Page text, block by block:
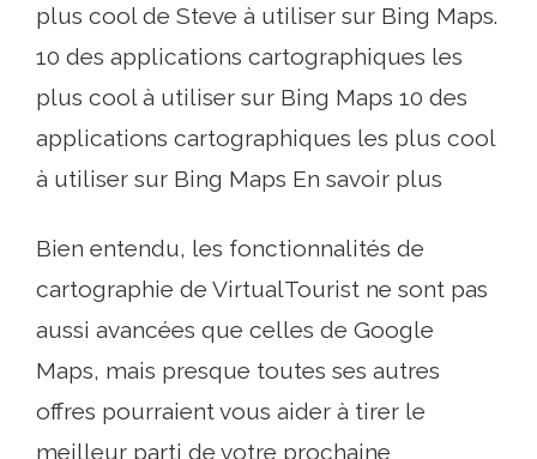
plus cool de Steve à utiliser sur Bing Maps.
10 des applications cartographiques les
plus cool à utiliser sur Bing Maps 10 des
applications cartographiques les plus cool
à utiliser sur Bing Maps En savoir plus
Bien entendu, les fonctionnalités de
cartographie de VirtualTourist ne sont pas
aussi avancées que celles de Google
Maps, mais presque toutes ses autres
offres pourraient vous aider à tirer le
meilleur parti de votre prochaine